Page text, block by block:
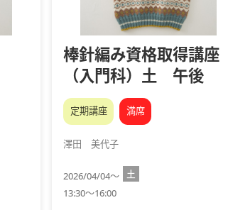
棒針編み資格取得講座
（入門科）土 午後
定期講座 満席
澤田 美代子
2026/04/04～
土
13:30～16:00